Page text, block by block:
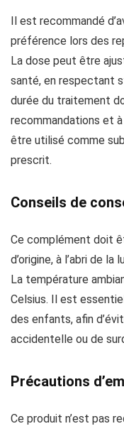
Il est recommandé
préférence lors des
La dose peut être
santé, en respectant
durée du traitement
recommandations et
être utilisé comme
prescrit.
Conseils de
Ce complément doit
d’origine, à l’abri de
La température
Celsius. Il est
des enfants, afin
accidentelle ou de
Précautions
Ce produit n’est pas